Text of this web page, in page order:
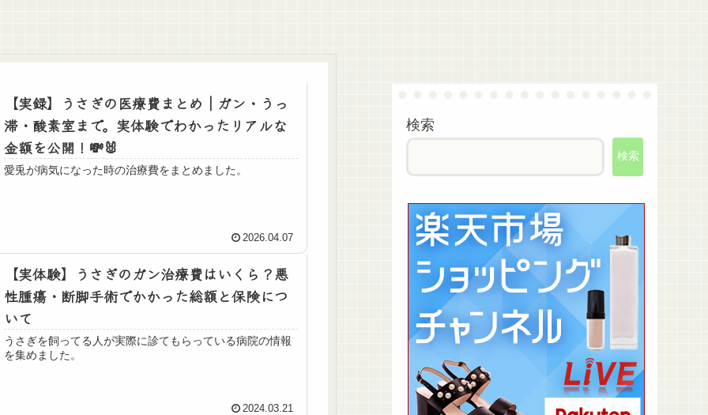
【実録】うさぎの医療費まとめ｜ガン・うっ
滞・酸素室まで。実体験でわかったリアルな
金額を公開！💸🐰
愛兎が病気になった時の治療費をまとめました。
2026.04.07
【実体験】うさぎのガン治療費はいくら？悪
性腫瘍・断脚手術でかかった総額と保険につ
いて
うさぎを飼ってる人が実際に診てもらっている病院の情報
を集めました。
2024.03.21
検索
検索